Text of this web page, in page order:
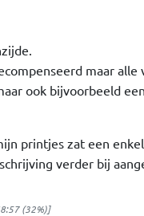
maar alle
ook bijvoorbeeld
printjes zat een
verder bij
(32%)]